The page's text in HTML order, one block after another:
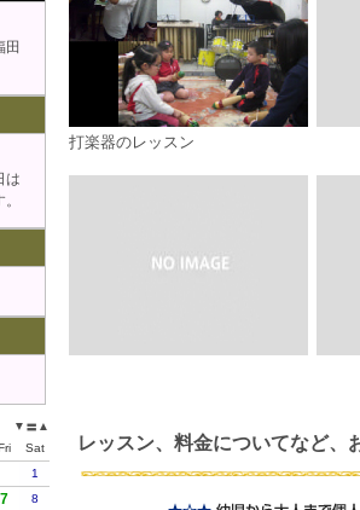
打楽器のレッスン
レッスン、料金についてなど、
田
は
▲
〓
▼
Sat
1
7 8